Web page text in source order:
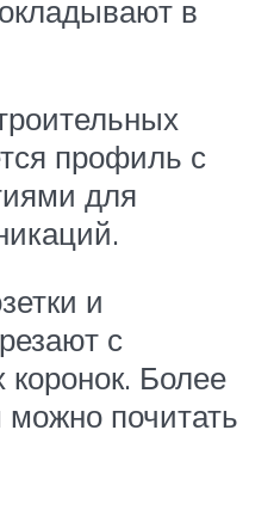
в
профиль с
для
и
с
Более
почитать